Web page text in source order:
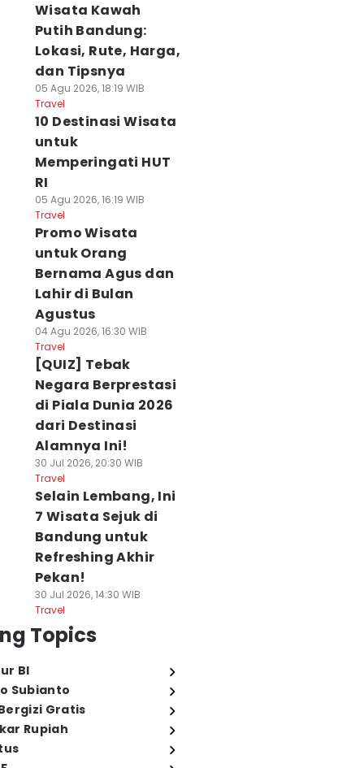
Wisata Kawah
Putih Bandung:
Lokasi, Rute, Harga,
dan Tipsnya
05 Agu 2026, 18:19 WIB
Travel
10 Destinasi Wisata
untuk
Memperingati HUT
RI
05 Agu 2026, 16:19 WIB
Travel
Promo Wisata
untuk Orang
Bernama Agus dan
Lahir di Bulan
Agustus
04 Agu 2026, 16:30 WIB
Travel
[QUIZ] Tebak
Negara Berprestasi
di Piala Dunia 2026
dari Destinasi
Alamnya Ini!
30 Jul 2026, 20:30 WIB
Travel
Selain Lembang, Ini
7 Wisata Sejuk di
Bandung untuk
Refreshing Akhir
Pekan!
30 Jul 2026, 14:30 WIB
Travel
Topics
BI
Subianto
Gratis
Rupiah